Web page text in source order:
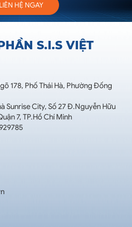
LIÊN HỆ NGAY
S.I.S VIỆT
178, Phố Thái Hà, Phường Đống
Sunrise City, Số 27 Đ.Nguyễn Hữu
7, TP.Hồ Chí Minh